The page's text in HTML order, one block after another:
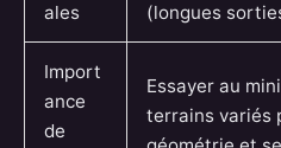
ales
(longues
Import
ance
de
Essayer au
terrains variés